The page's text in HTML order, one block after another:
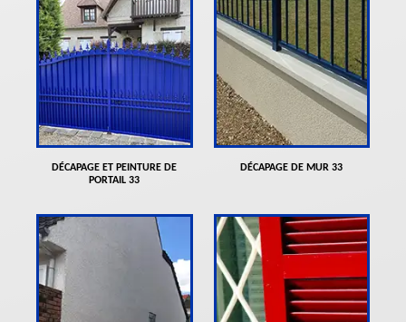
DÉCAPAGE ET PEINTURE DE
PORTAIL 33
DÉCAPAGE DE MUR 33